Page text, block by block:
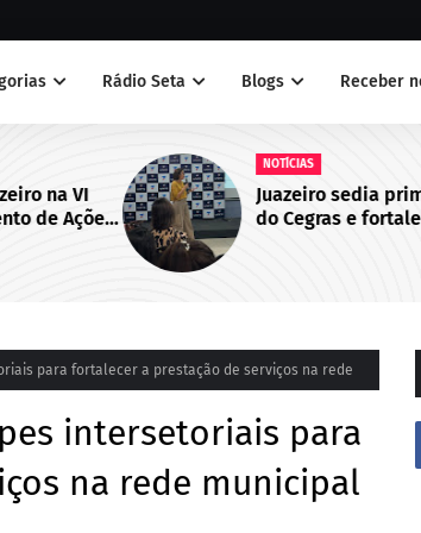
Rádio Seta Blogs Receber
Juazeiro sedia primeiro encontro
do Cegras e fortalece integração
da saúde na Macrorregião Norte
da Bahia
para fortalecer a prestação de serviços na rede
intersetoriais para
na rede municipal